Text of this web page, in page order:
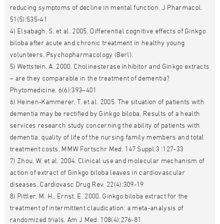
reducing symptoms of decline in mental function. J Pharmacol.
51(5):535-41
4) Elsabagh, S. et al. 2005. Differential cognitive effects of Ginkgo
biloba after acute and chronic treatment in healthy young
volunteers. Psychopharmacology (Berl).
5) Wettstein, A. 2000. Cholinesterase inhibitor and Ginkgo extracts
– are they comparable in the treatment of dementia?
Phytomedicine. 6(6):393–401
6) Heinen-Kammerer, T. et al. 2005. The situation of patients with
dementia may be rectified by Ginkgo biloba. Results of a health
services research study concerning the ability of patients with
dementia, quality of life of the nursing family members and total
treatment costs. MMW Fortschr Med. 147 Suppl.3 :127-33
7) Zhou, W. et al. 2004. Clinical use and molecular mechanism of
action of extract of Ginkgo biloba leaves in cardiovascular
diseases. Cardiovasc Drug Rev. 22(4):309-19
8) Pittler, M. H., Ernst, E. 2000. Ginkgo biloba extract for the
treatment of intermittent claudication: a meta-analysis of
randomized trials. Am J Med. 108(4):276-81